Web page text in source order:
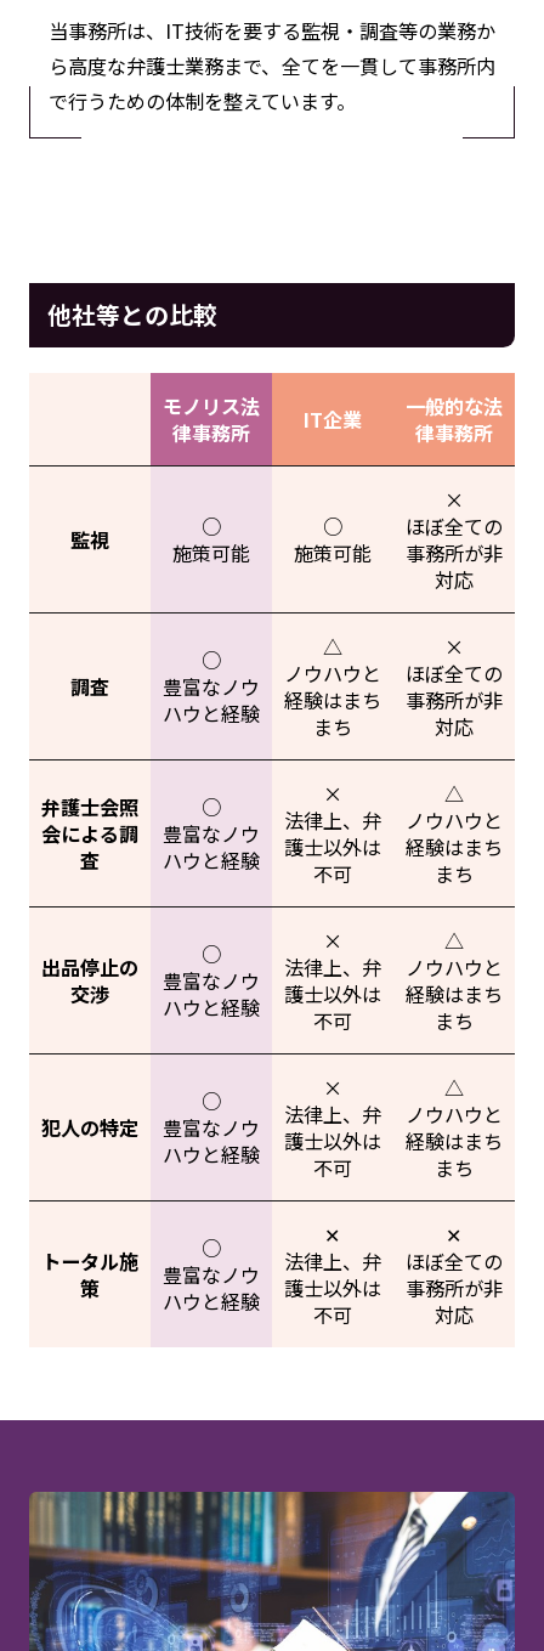
当事務所は、IT技術を要する監視・調査等の業務か
ら高度な弁護士業務まで、全てを一貫して事務所内
で行うための体制を整えています。
他社等との比較
モノリス法
律事務所
IT企業
一般的な法
律事務所
監視
○
施策可能
○
施策可能
×
ほぼ全ての
事務所が非
対応
調査
○
豊富なノウ
ハウと経験
△
ノウハウと
経験はまち
まち
×
ほぼ全ての
事務所が非
対応
弁護士会照
会による調
査
○
豊富なノウ
ハウと経験
×
法律上、弁
護士以外は
不可
△
ノウハウと
経験はまち
まち
出品停止の
交渉
○
豊富なノウ
ハウと経験
×
法律上、弁
護士以外は
不可
△
ノウハウと
経験はまち
まち
犯人の特定
○
豊富なノウ
ハウと経験
×
法律上、弁
護士以外は
不可
△
ノウハウと
経験はまち
まち
トータル施
策
○
豊富なノウ
ハウと経験
✕
法律上、弁
護士以外は
不可
✕
ほぼ全ての
事務所が非
対応